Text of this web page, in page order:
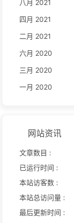
八月 2021
四月 2021
二月 2021
六月 2020
三月 2020
一月 2020
网站资讯
文章数目 :
已运行时间 :
本站访客数 :
本站总访问量 :
最后更新时间 :